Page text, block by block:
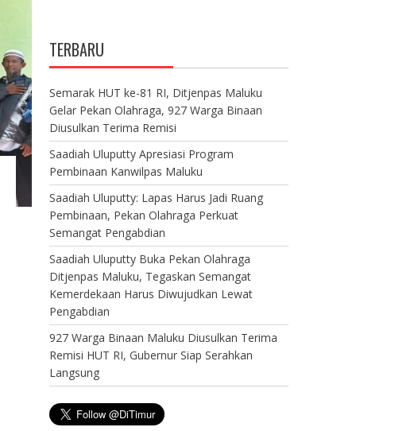
TERBARU
Semarak HUT ke-81 RI, Ditjenpas Maluku
Gelar Pekan Olahraga, 927 Warga Binaan
Diusulkan Terima Remisi
Saadiah Uluputty Apresiasi Program
Pembinaan Kanwilpas Maluku
Saadiah Uluputty: Lapas Harus Jadi Ruang
Pembinaan, Pekan Olahraga Perkuat
Semangat Pengabdian
Saadiah Uluputty Buka Pekan Olahraga
Ditjenpas Maluku, Tegaskan Semangat
Kemerdekaan Harus Diwujudkan Lewat
Pengabdian
927 Warga Binaan Maluku Diusulkan Terima
Remisi HUT RI, Gubernur Siap Serahkan
Langsung